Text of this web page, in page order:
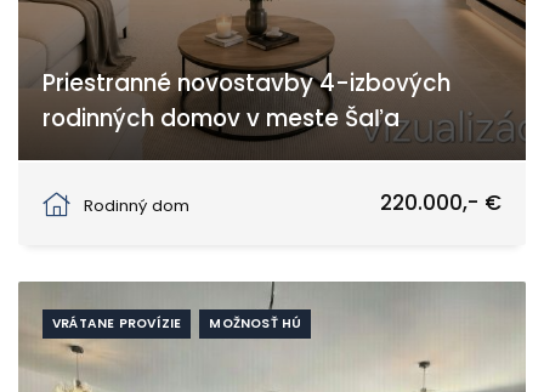
Priestranné novostavby 4-izbových
rodinných domov v meste Šaľa
Rodinný dom
220.000,- €
VRÁTANE PROVÍZIE MOŽNOSŤ HÚ